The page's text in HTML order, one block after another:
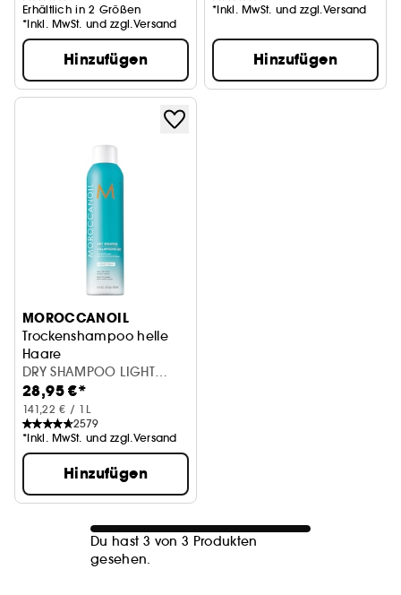
Erhältlich in 2 Größen
*Inkl. MwSt. und zzgl.Versand
Hinzufügen
*Inkl. MwSt. und zzgl.Versand
Hinzufügen
MOROCCANOIL
Trockenshampoo helle
Haare
DRY SHAMPOO LIGHT
205ML
28,95 €*
141,22 € / 1L
2579
*Inkl. MwSt. und zzgl.Versand
Hinzufügen
Du hast 3 von 3 Produkten
gesehen.